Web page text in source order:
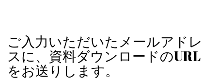
ご入力いただいたメールアドレ
スに、資料ダウンロードのURL
をお送りします。